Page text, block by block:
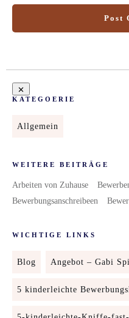
Post
KATEGOERIE
Allgemein
WEITERE BEITRÄGE
Arbeiten von Zuhause
Bewerbungsanschreibeen
WICHTIGE LINKS
Blog Angebot – Gabi
5 kinderleichte